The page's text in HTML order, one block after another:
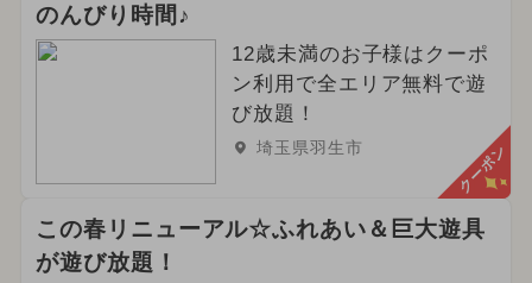
のんびり時間♪
12歳未満のお子様はクーポ
ン利用で全エリア無料で遊
び放題！
埼玉県羽生市 クーポン
この春リニューアル☆ふれあい＆巨大遊具
が遊び放題！